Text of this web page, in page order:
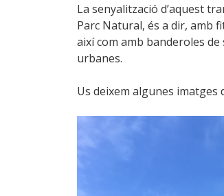
La senyalització d’aquest
Parc Natural, és a dir, amb
així com amb banderoles
urbanes.
Us deixem algunes